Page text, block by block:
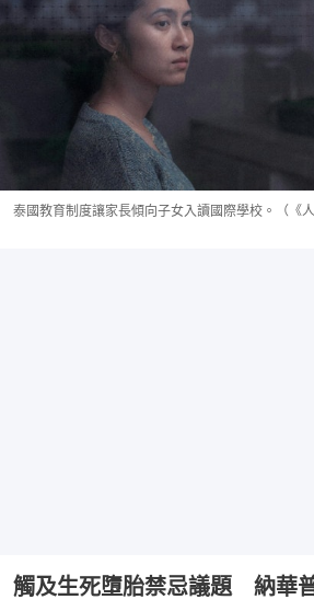
泰國教育制度讓家長傾向子女入讀國際學校。（《
觸及生死墮胎禁忌議題 納華